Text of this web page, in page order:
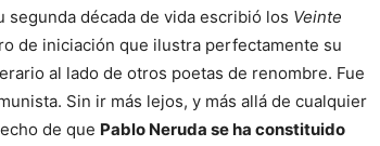
segunda década de vida escribió los Veinte
de iniciación que ilustra perfectamente su
al lado de otros poetas de renombre. Fue
Sin ir más lejos, y más allá de cualquier
de que Pablo Neruda se ha constituido